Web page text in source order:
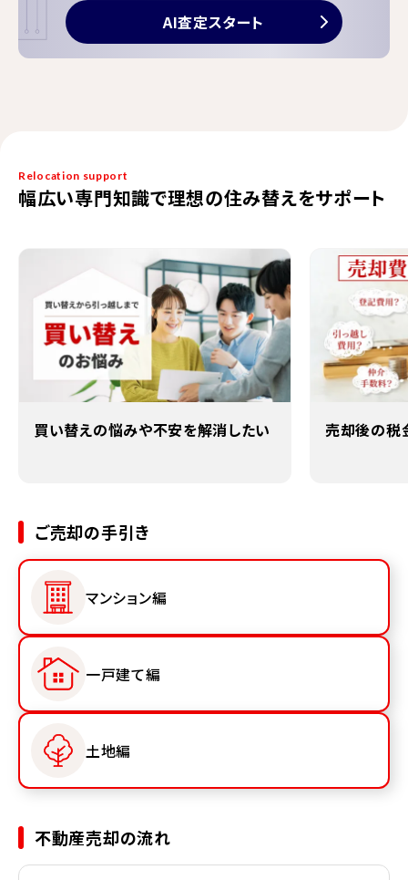
AI査定スタート
Relocation support
幅広い専門知識で理想の住み替えをサポート
買い替えの悩みや不安を解消したい 売却後の税
ご売却の手引き
マンション編
一戸建て編
土地編
不動産売却の流れ